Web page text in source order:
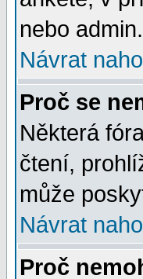
nebo
Návrat
Proč se
Některá
čtení,
může
Návrat
Proč